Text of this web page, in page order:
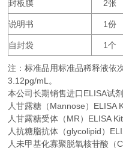
封板膜 2张
说明书 1份
自封袋 1个
注：标准品用标准品稀释液依
3.12pg/mL。
本公司长期销售进口ELISA试
人甘露糖（Mannose）ELISA
人甘露糖受体（MR）ELISA Kit
人抗糖脂抗体（glycolipid）
人未甲基化寡聚脱氧核苷酸（